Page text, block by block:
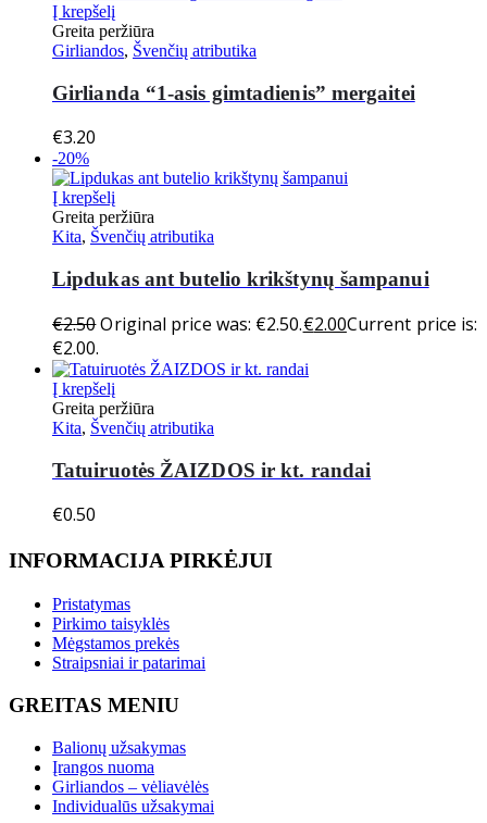
Į krepšelį
Greita peržiūra
Girliandos, Švenčių atributika
Girlianda “1-asis gimtadienis” mergaitei
€3.20
-20%
Į krepšelį
Greita peržiūra
Kita, Švenčių atributika
Lipdukas ant butelio krikštynų šampanui
€2.50Original price was: €2.50.€2.00Current price is:
€2.00.
Į krepšelį
Greita peržiūra
Kita, Švenčių atributika
Tatuiruotės ŽAIZDOS ir kt. randai
€0.50
INFORMACIJA PIRKĖJUI
Pristatymas
Pirkimo taisyklės
Mėgstamos prekės
Straipsniai ir patarimai
GREITAS MENIU
Balionų užsakymas
Įrangos nuoma
Girliandos – vėliavėlės
Individualūs užsakymai